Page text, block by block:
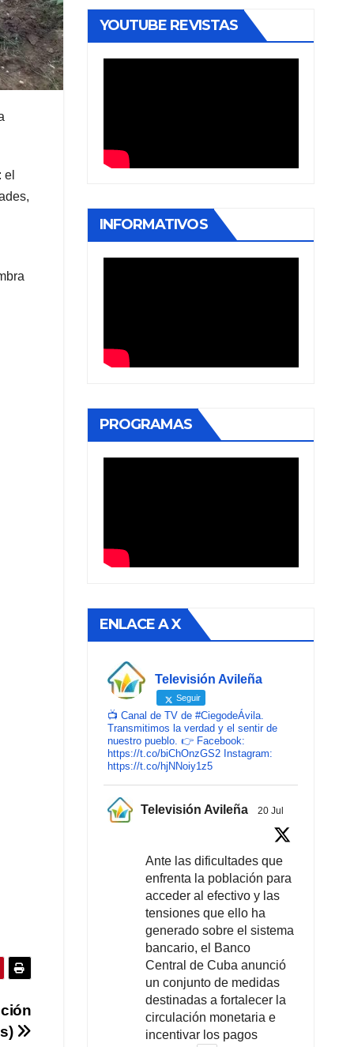
YOUTUBE REVISTAS
INFORMATIVOS
PROGRAMAS
ENLACE A X
Televisión Avileña
Seguir
📺 Canal de TV de #CiegodeÁvila.
Transmitimos la verdad y el sentir de
nuestro pueblo. 👉 Facebook:
https://t.co/biChOnzGS2 Instagram:
https://t.co/hjNNoiy1z5
Televisión Avileña 20 Jul
Ante las dificultades que
enfrenta la población para
acceder al efectivo y las
tensiones que ello ha
generado sobre el sistema
bancario, el Banco
Central de Cuba anunció
un conjunto de medidas
destinadas a fortalecer la
circulación monetaria e
incentivar los pagos